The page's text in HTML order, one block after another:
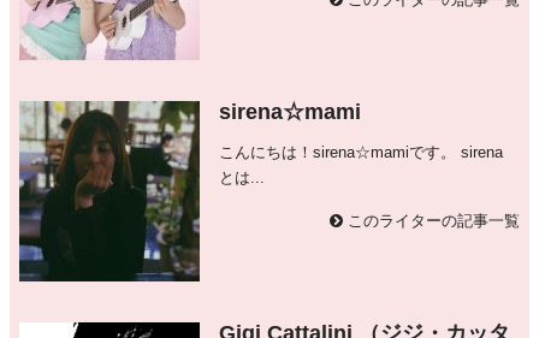
sirena☆mami
こんにちは！sirena☆mamiです。 sirena
とは...
このライターの記事一覧